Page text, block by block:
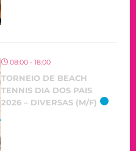
08:00 - 18:00
TORNEIO DE BEACH
TENNIS DIA DOS PAIS
2026 – DIVERSAS (M/F)